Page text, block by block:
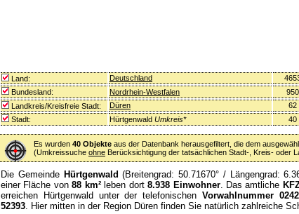
Land: Deutschland
Bundesland: Nordrhein-Westfalen
950
Landkreis/Kreisfreie Stadt:
Düren
62
Stadt:
Hürtgenwald Umkreis* 40
Es wurden 40 Objekte aus der Datenbank herausgefiltert, die dem
(Umkreissuche ohne Berücksichtigung der tatsächlichen Stadt-, Kreis- oder
Die Gemeinde Hürtgenwald (Breitengrad: 50.71670° / Längengrad:
einer Fläche von88 km²leben dort8.938 Einwohner. Das amtliche
erreichen Hürtgenwald unter der telefonischen Vorwahlnummer
52393 . Hier mitten in der Region Düren finden Sie natürlich zahlreiche